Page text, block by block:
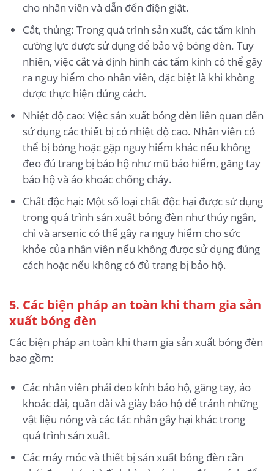
cho nhân viên và dẫn đến điện giật.
Cắt, thủng: Trong quá trình sản xuất, các tấm kính
cường lực được sử dụng để bảo vệ bóng đèn. Tuy
nhiên, việc cắt và định hình các tấm kính có thể gây
ra nguy hiểm cho nhân viên, đặc biệt là khi không
được thực hiện đúng cách.
Nhiệt độ cao: Việc sản xuất bóng đèn liên quan đến
sử dụng các thiết bị có nhiệt độ cao. Nhân viên có
thể bị bỏng hoặc gặp nguy hiểm khác nếu không
đeo đủ trang bị bảo hộ như mũ bảo hiểm, găng tay
bảo hộ và áo khoác chống cháy.
Chất độc hại: Một số loại chất độc hại được sử dụng
trong quá trình sản xuất bóng đèn như thủy ngân,
chì và arsenic có thể gây ra nguy hiểm cho sức
khỏe của nhân viên nếu không được sử dụng đúng
cách hoặc nếu không có đủ trang bị bảo hộ.
5. Các biện pháp an toàn khi tham gia sản
xuất bóng đèn
Các biện pháp an toàn khi tham gia sản xuất bóng đèn
bao gồm:
Các nhân viên phải đeo kính bảo hộ, găng tay, áo
khoác dài, quần dài và giày bảo hộ để tránh những
vật liệu nóng và các tác nhân gây hại khác trong
quá trình sản xuất.
Các máy móc và thiết bị sản xuất bóng đèn cần